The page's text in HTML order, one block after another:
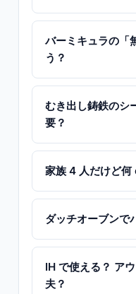
バーミキュラの「
う？
むき出し鋳鉄のシ
要？
家族 4 人だけど何
ダッチオーブンで
IH で使える？ ア
夫？